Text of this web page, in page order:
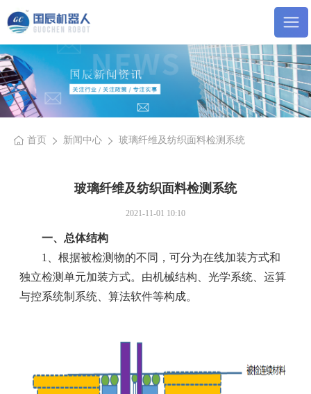
首页 新闻中心 玻璃纤维及纺织面料检测系统
玻璃纤维及纺织面料检测系统
2021-11-01 10:10
一、总体结构
1、根据被检测物的不同，可分为在线加装方式和
独立检测单元加装方式。由机械结构、光学系统、运算
与控系统制系统、算法软件等构成。